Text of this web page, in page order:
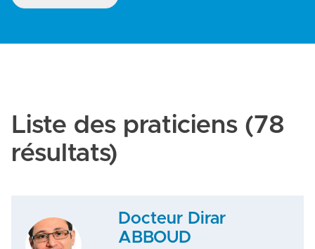
Liste des praticiens (78
résultats)
Docteur Dirar
ABBOUD